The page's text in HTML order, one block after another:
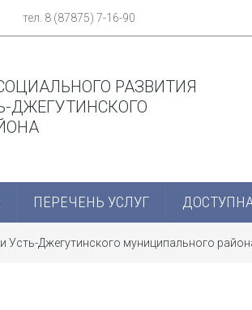
тел. 8 (87875) 7-16-90
РАЗВИТИЯ
ДЖЕГУТИНСКОГО
ПЕРЕЧЕНЬ УСЛУГ
Усть-Джегутинского муниципального